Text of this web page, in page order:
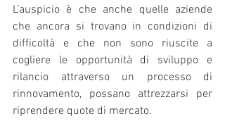
L’auspicio è che anche quelle aziende
che ancora si trovano in condizioni di
difficoltà e che non sono riuscite a
cogliere le opportunità di sviluppo e
rilancio attraverso un processo di
rinnovamento, possano attrezzarsi per
riprendere quote di mercato.